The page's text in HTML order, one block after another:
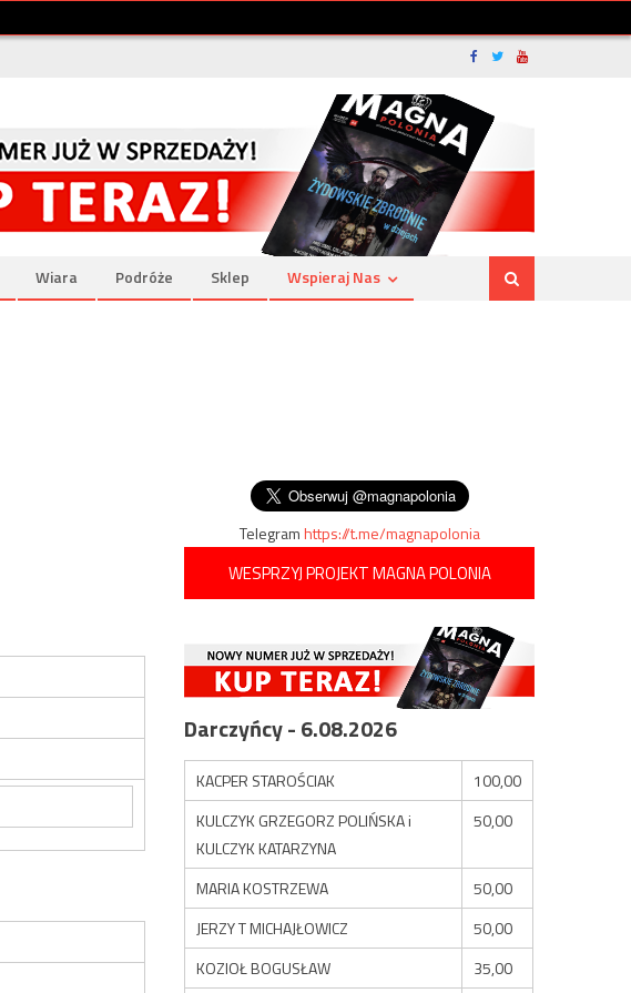
Wiara Podróże Sklep Wspieraj Nas
Telegramhttps://t.me/magnapolonia
WESPRZYJ PROJEKT MAGNA POLONIA
Darczyńcy - 6.08.2026
KACPER STAROŚCIAK
100,00
KULCZYK GRZEGORZ POLIŃSKA i
KULCZYK KATARZYNA
50,00
MARIA KOSTRZEWA
50,00
JERZY T MICHAJŁOWICZ
50,00
KOZIOŁ BOGUSŁAW
35,00